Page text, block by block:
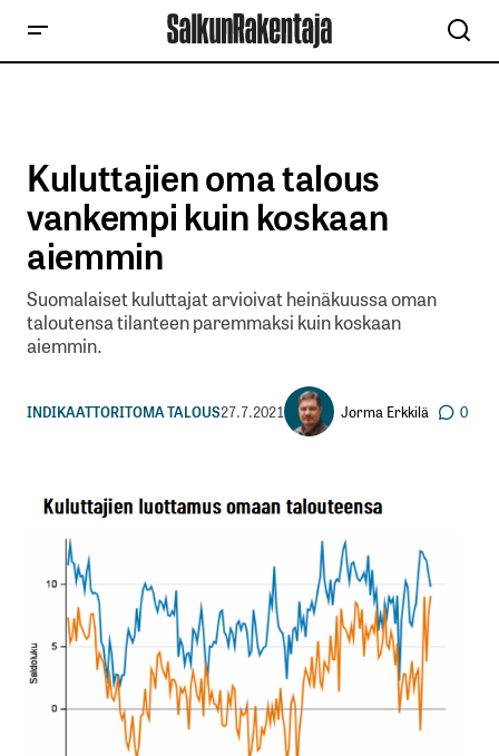
Kuluttajien oma talous
vankempi kuin koskaan
aiemmin
Suomalaiset kuluttajat arvioivat heinäkuussa oman
taloutensa tilanteen paremmaksi kuin koskaan
aiemmin.
INDIKAATTORITOMA TALOUS27.7.2021 Jorma Erkkilä 0